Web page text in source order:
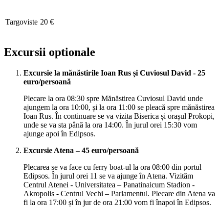
Targoviste 20 €
Excursii optionale
Excursie la mănăstirile Ioan Rus și Cuviosul David - 25
euro/persoană
Plecare la ora 08:30 spre Mănăstirea Cuviosul David unde
ajungem la ora 10:00, și la ora 11:00 se pleacă spre mănăstirea
Ioan Rus. În continuare se va vizita Biserica și orașul Prokopi,
unde se va sta până la ora 14:00. În jurul orei 15:30 vom
ajunge apoi în Edipsos.
Excursie Atena – 45 euro/persoană
Plecarea se va face cu ferry boat-ul la ora 08:00 din portul
Edipsos. În jurul orei 11 se va ajunge în Atena. Vizităm
Centrul Atenei - Universitatea – Panatinaicum Stadion -
Akropolis - Centrul Vechi – Parlamentul. Plecare din Atena va
fi la ora 17:00 și în jur de ora 21:00 vom fi înapoi în Edipsos.